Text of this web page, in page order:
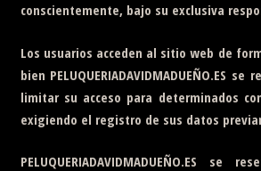
conscientemente, bajo su exclusiva
Los usuarios acceden al sitio web de
bien PELUQUERIADAVIDMADUEÑO.ES se
limitar su acceso para determinados
exigiendo el registro de sus datos
PELUQUERIADAVIDMADUEÑO.ES se